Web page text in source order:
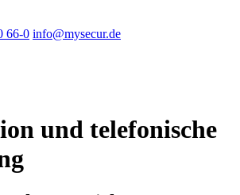
66-0 info@mysecur.de
und telefonische